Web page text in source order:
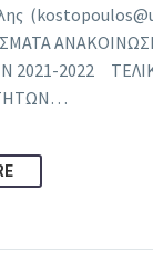
2021-2022